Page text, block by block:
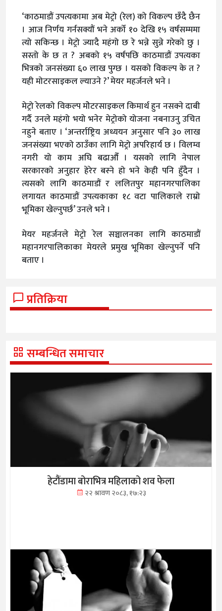
‘काठमाडौं उपत्यकामा अब मेट्रो (रेल) को विकल्प छँदै छैन
। आज निर्णय गर्नसक्यौं भने अर्को १० देखि १५ वर्षसम्ममा
त्यो सकिन्छ । मेट्रो ज्यादै महंगो छ रे भन्ने सुन्ने गरेको छु ।
सस्तो के छ त ? अबको १५ वर्षपछि काठमाडौं उपत्यका
भित्रको जनसंख्या ६० लाख पुग्छ । यसको विकल्प के त ?
यही मोटरसाइकल ल्याउने ?’ मेयर महर्जनले भने ।
मेट्रो रेलको विकल्प मोेटरसाइकल किमार्थ हुन नसक्ने दाबी
गर्दै उनले महंगो भयो भनेर मेट्रोको योजना नबनाउनु उचित
नहुने बताए । ‘अन्तर्राष्ट्रिय अध्ययन अनुसार पनि ३० लाख
जनसंख्या भएको ठाउँका लागि मेट्रो अपरिहार्य छ । विलम्व
नगरी यो काम अघि बढाऔँ । यसको लागि नेपाल
सरकारको अनुहार हेरेर बस्ने हो भने केही पनि हुँदैन ।
त्यसको लागि काठमाडौं र ललितपुर महानगरपालिका
लगायत काठमाडौं उपत्यकाका १८ वटा पालिकाले राम्रो
भूमिका खेल्नुपर्छ’ उनले भने ।
मेयर महर्जनले मेट्रो रेल सञ्चालनका लागि काठमाडौं
महानगरपालिकाका मेयरले प्रमुख भूमिका खेल्नुपर्ने पनि
बताए ।
प्रतिक्रिया
सम्बन्धित समाचार
हेटौंडामा बोराभित्र महिलाको शव फेला
२२ श्रावण २०८३, १७:२३